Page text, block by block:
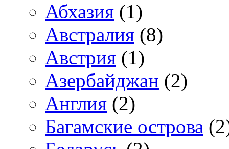
Абхазия (1)
Австралия (8)
Австрия (1)
Азербайджан (2)
Англия (2)
Багамские острова